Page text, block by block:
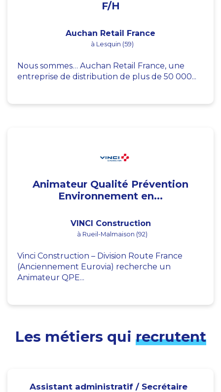
F/H
Auchan Retail France
à Lesquin (59)
Nous sommes… Auchan Retail France, une
entreprise de distribution de plus de 50 000...
Animateur Qualité Prévention
Environnement en...
VINCI Construction
à Rueil-Malmaison (92)
Vinci Construction – Division Route France
(Anciennement Eurovia) recherche un
Animateur QPE...
Les métiers qui recrutent
Assistant administratif / Secrétaire